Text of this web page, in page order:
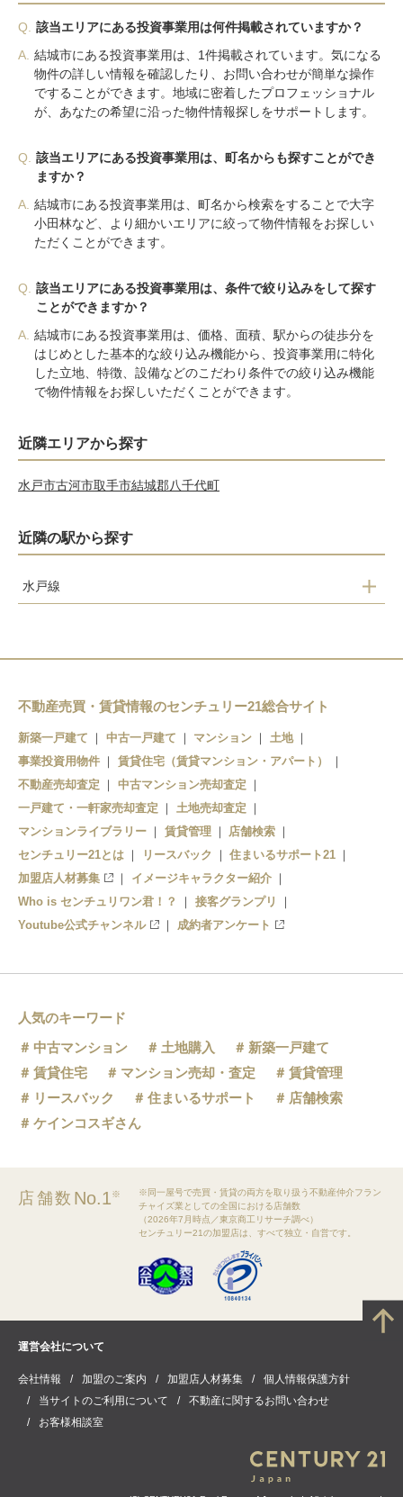
Q.
該当エリアにある投資事業用は何件掲載されていますか？
A. 結城市にある投資事業用は、1件掲載されています。気になる
物件の詳しい情報を確認したり、お問い合わせが簡単な操作
ですることができます。地域に密着したプロフェッショナル
が、あなたの希望に沿った物件情報探しをサポートします。
Q.
該当エリアにある投資事業用は、町名からも探すことができ
ますか？
A. 結城市にある投資事業用は、町名から検索をすることで大字
小田林など、より細かいエリアに絞って物件情報をお探しい
ただくことができます。
Q.
該当エリアにある投資事業用は、条件で絞り込みをして探す
ことができますか？
A. 結城市にある投資事業用は、価格、面積、駅からの徒歩分を
はじめとした基本的な絞り込み機能から、投資事業用に特化
した立地、特徴、設備などのこだわり条件での絞り込み機能
で物件情報をお探しいただくことができます。
近隣エリアから探す
水戸市古河市取手市結城郡八千代町
近隣の駅から探す
水戸線
結城駅
東結城駅
不動産売買・賃貸情報のセンチュリー21総合サイト
新築一戸建て 中古一戸建て マンション
土地
事業投資用物件
賃貸住宅（賃貸マンション・アパート）
不動産売却査定
中古マンション売却査定
一戸建て・一軒家売却査定
土地売却査定
マンションライブラリー
賃貸管理
店舗検索
センチュリー21とは
リースバック
住まいるサポート21
加盟店人材募集
イメージキャラクター紹介
Who is センチュリワン君！？
接客グランプリ
Youtube公式チャンネル
成約者アンケート
人気のキーワード
中古マンション
土地購入
新築一戸建て
賃貸住宅
マンション売却・査定
賃貸管理
リースバック
住まいるサポート
店舗検索
ケインコスギさん
店舗数 No.1※
※同一屋号で売買・賃貸の両方を取り扱う不動産仲介フラン
チャイズ業としての全国における店舗数
（2026年7月時点／東京商工リサーチ調べ）
センチュリー21の加盟店は、すべて独立・自営です。
運営会社について
会社情報 加盟のご案内 加盟店人材募集
個人情報保護方針
当サイトのご利用について
不動産に関するお問い合わせ
お客様相談室